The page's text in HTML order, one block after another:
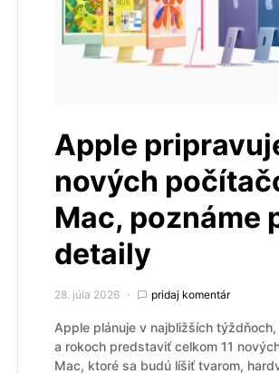
Apple
nových
Mac, poznáme
detaily
28. júla 2026 pridaj komentár
Apple plánuje v najbližších
a rokoch predstaviť celkom 11
Mac, ktoré sa budú líšiť tvarom,